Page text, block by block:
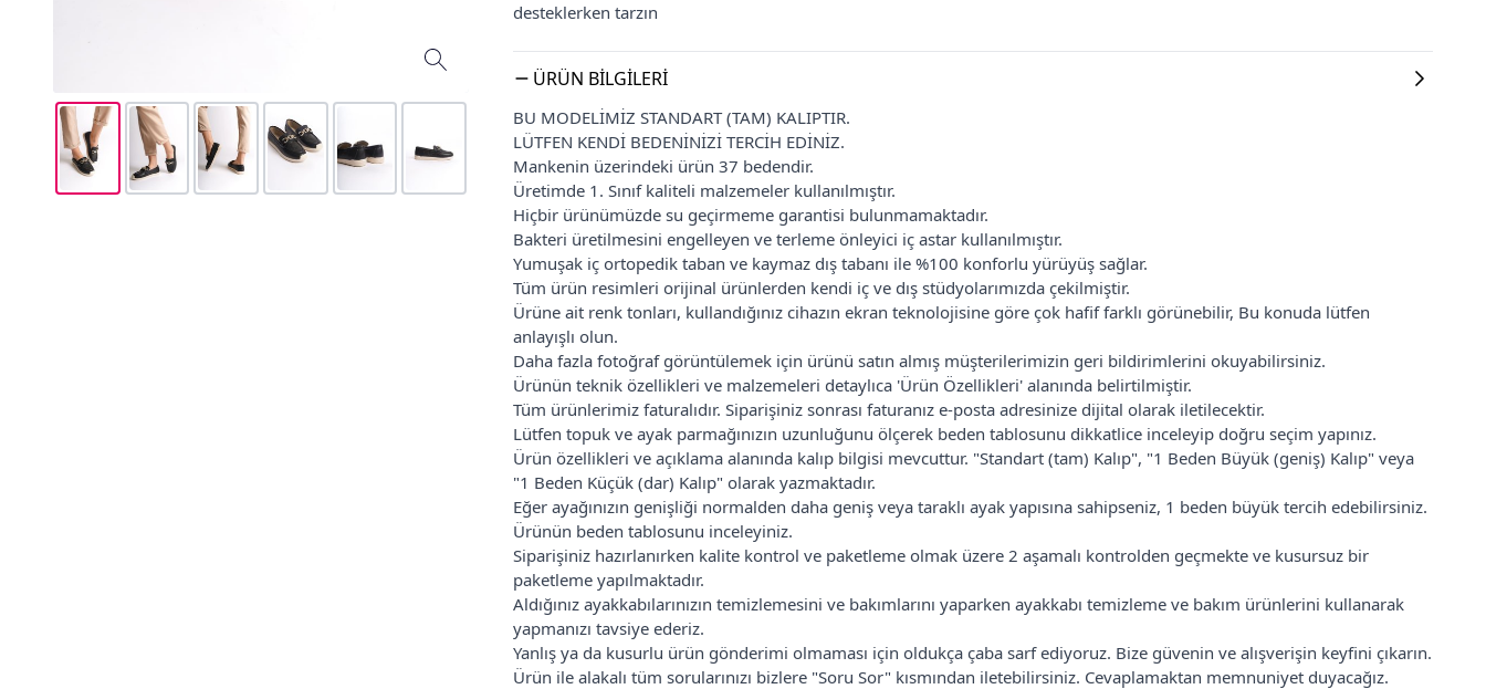
desteklerken tarzın
ÜRÜN BILGILERI
BU MODELİMİZ STANDART (TAM) KALIPTIR.
LÜTFEN KENDİ BEDENİNİZİ TERCİH EDİNİZ.
Mankenin üzerindeki ürün 37 bedendir.
Üretimde 1. Sınıf kaliteli malzemeler kullanılmıştır.
Hiçbir ürünümüzde su geçirmeme garantisi bulunmamaktadır.
Bakteri üretilmesini engelleyen ve terleme önleyici iç astar kullanılmıştır.
Yumuşak iç ortopedik taban ve kaymaz dış tabanı ile %100 konforlu yürüyüş sağlar.
Tüm ürün resimleri orijinal ürünlerden kendi iç ve dış stüdyolarımızda çekilmiştir.
Ürüne ait renk tonları, kullandığınız cihazın ekran teknolojisine göre çok hafif farklı görünebilir, Bu konuda lütfen
anlayışlı olun.
Daha fazla fotoğraf görüntülemek için ürünü satın almış müşterilerimizin geri bildirimlerini okuyabilirsiniz.
Ürünün teknik özellikleri ve malzemeleri detaylıca 'Ürün Özellikleri' alanında belirtilmiştir.
Tüm ürünlerimiz faturalıdır. Siparişiniz sonrası faturanız e-posta adresinize dijital olarak iletilecektir.
Lütfen topuk ve ayak parmağınızın uzunluğunu ölçerek beden tablosunu dikkatlice inceleyip doğru seçim yapınız.
Ürün özellikleri ve açıklama alanında kalıp bilgisi mevcuttur. "Standart (tam) Kalıp", "1 Beden Büyük (geniş) Kalıp" veya
"1 Beden Küçük (dar) Kalıp" olarak yazmaktadır.
Eğer ayağınızın genişliği normalden daha geniş veya taraklı ayak yapısına sahipseniz, 1 beden büyük tercih edebilirsiniz.
Ürünün beden tablosunu inceleyiniz.
Siparişiniz hazırlanırken kalite kontrol ve paketleme olmak üzere 2 aşamalı kontrolden geçmekte ve kusursuz bir
paketleme yapılmaktadır.
Aldığınız ayakkabılarınızın temizlemesini ve bakımlarını yaparken ayakkabı temizleme ve bakım ürünlerini kullanarak
yapmanızı tavsiye ederiz.
Yanlış ya da kusurlu ürün gönderimi olmaması için oldukça çaba sarf ediyoruz. Bize güvenin ve alışverişin keyfini çıkarın.
Ürün ile alakalı tüm sorularınızı bizlere "Soru Sor" kısmından iletebilirsiniz. Cevaplamaktan memnuniyet duyacağız.